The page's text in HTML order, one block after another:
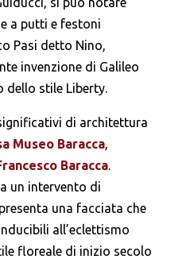
a putti e festoni
Pasi detto Nino,
invenzione di Galileo
dello stile Liberty.
di architettura
Museo Baracca,
Baracca.
un intervento di
una facciata che
all’eclettismo
floreale di inizio secolo